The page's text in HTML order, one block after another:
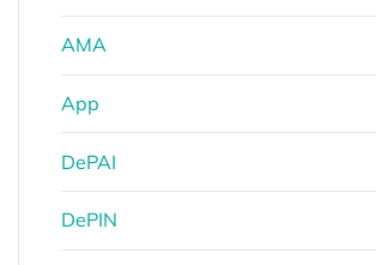
AMA
App
DePAI
DePIN